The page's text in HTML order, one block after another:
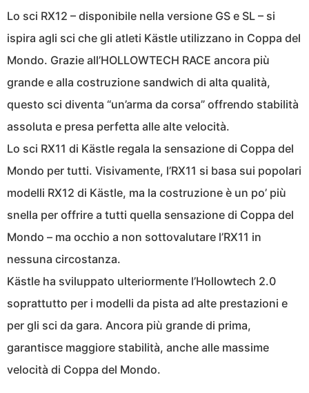
Lo sci RX12 – disponibile nella versione GS e SL – si
ispira agli sci che gli atleti Kästle utilizzano in Coppa del
Mondo. Grazie all’HOLLOWTECH RACE ancora più
grande e alla costruzione sandwich di alta qualità,
questo sci diventa “un’arma da corsa” offrendo stabilità
assoluta e presa perfetta alle alte velocità.
Lo sci RX11 di Kästle regala la sensazione di Coppa del
Mondo per tutti. Visivamente, l’RX11 si basa sui popolari
modelli RX12 di Kästle, ma la costruzione è un po’ più
snella per offrire a tutti quella sensazione di Coppa del
Mondo – ma occhio a non sottovalutare l’RX11 in
nessuna circostanza.
Kästle ha sviluppato ulteriormente l’Hollowtech 2.0
soprattutto per i modelli da pista ad alte prestazioni e
per gli sci da gara. Ancora più grande di prima,
garantisce maggiore stabilità, anche alle massime
velocità di Coppa del Mondo.